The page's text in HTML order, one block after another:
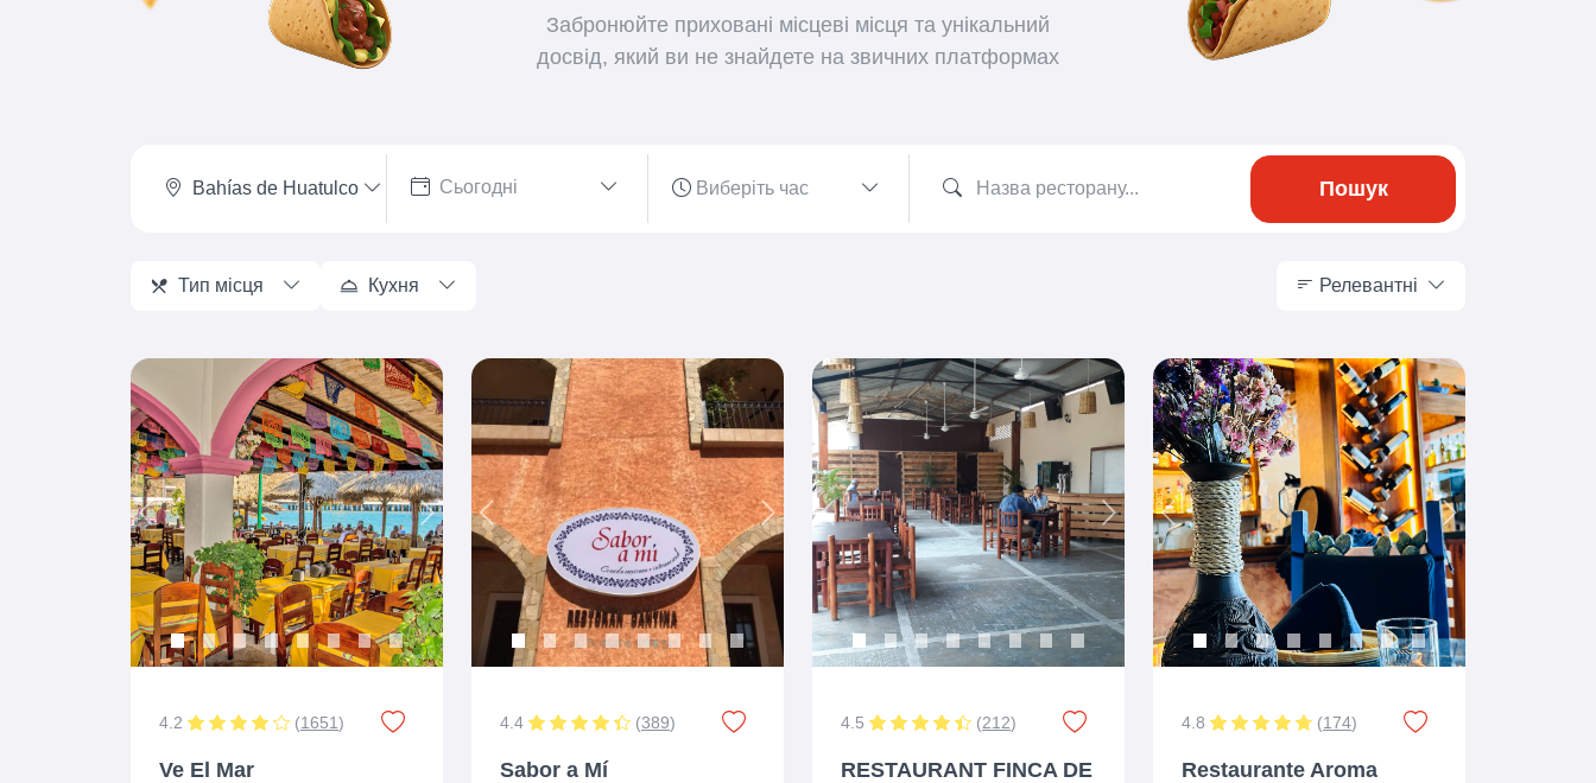
Забронюйте приховані місцеві місця та унікальний
досвід, який ви не знайдете на звичних платформах
Bahías de Huatulco Пошук
Тип місця Кухня
Релевантні
Previous Next
4.2 (1651)
Ve El Mar
Previous Next
4.4 (389)
Sabor a Mí
Previous Next
4.5 (212)
RESTAURANT FINCA DE
Previous Next
4.8 (174)
Restaurante Aroma